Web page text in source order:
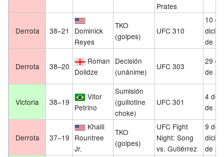
Prates
Derrota 38–21
Dominick
Reyes
TKO
(golpes)
UFC 310
10 de
de
Derrota 38–20
Roman
Dolidze
Decisión
(unánime)
UFC 303
29
de
Victoria 38–19
Vitor
Petrino
Sumisión
(guillotine
choke)
UFC 301
4 de
de
Derrota 37–19
Khalil
Rountree
Jr.
TKO
(golpes)
UFC Fight
Night: Song
vs. Gutiérrez
9 de
de